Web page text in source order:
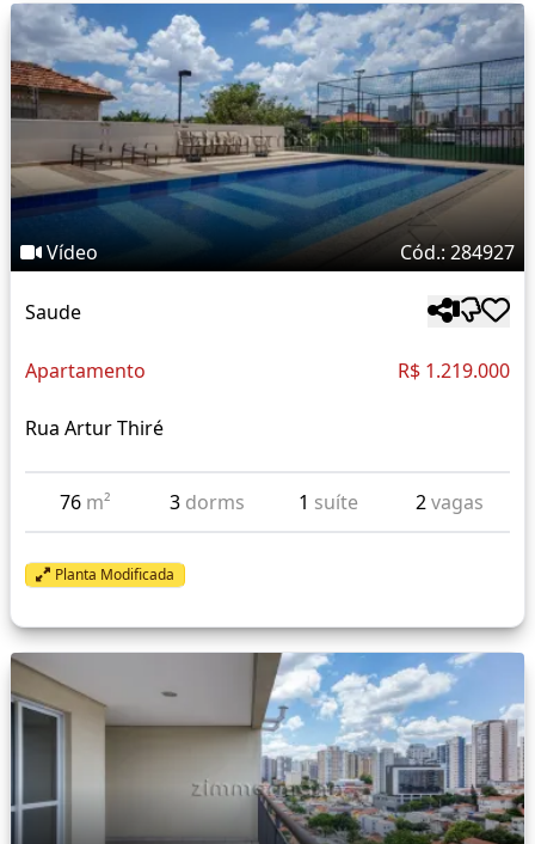
Vídeo Cód.: 284927
Saude
Apartamento R$ 1.219.000
Rua Artur Thiré
76 m² 3 dorms 1 suíte 2vagas
Planta Modificada